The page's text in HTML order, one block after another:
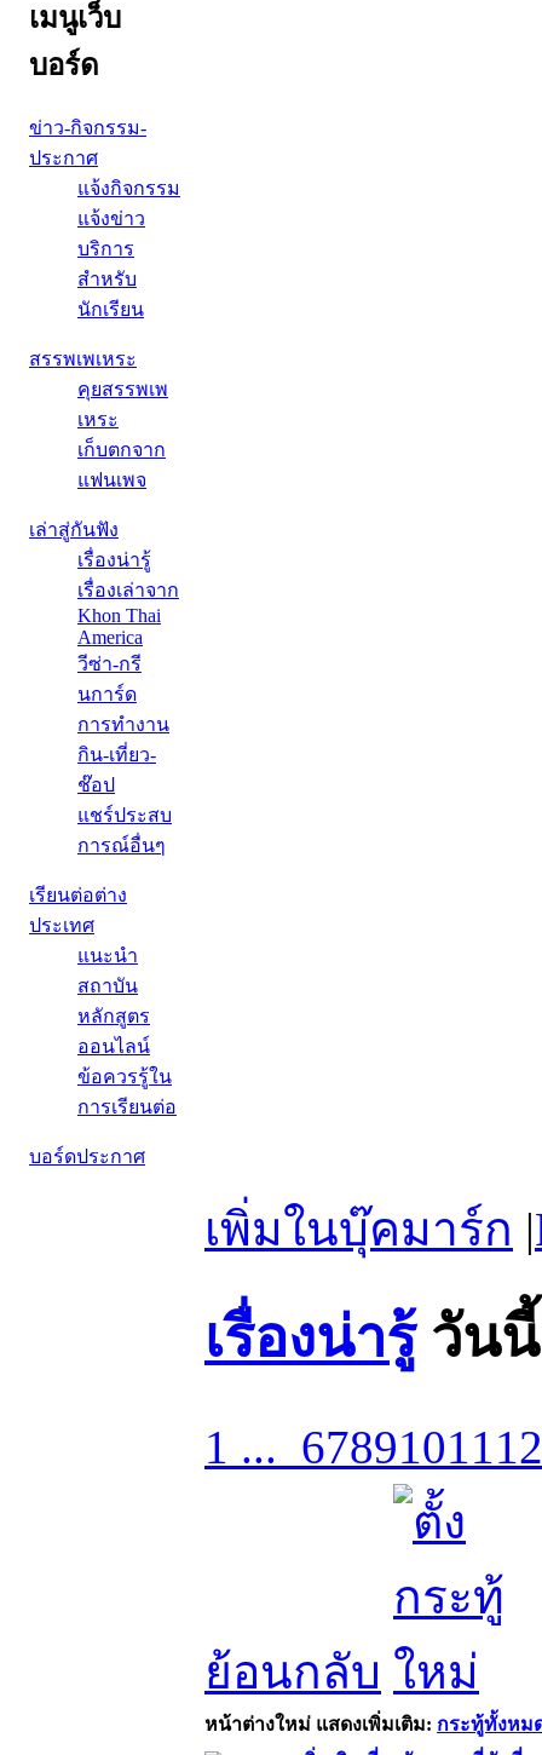
เมนูเว็บ
บอร์ด
ข่าว-กิจกรรม-
ประกาศ
แจ้งกิจกรรม
แจ้งข่าว
บริการ
สำหรับ
นักเรียน
สรรพเพเหระ
คุยสรรพเพ
เหระ
เก็บตกจาก
แฟนเพจ
เล่าสู่กันฟัง
เรื่องน่ารู้
เรื่องเล่าจาก
Khon Thai
America
วีซ่า-กรี
นการ์ด
การทำงาน
กิน-เที่ยว-
ช๊อป
แชร์ประสบ
การณ์อื่นๆ
เรียนต่อต่าง
ประเทศ
แนะนำ
สถาบัน
หลักสูตร
ออนไลน์
ข้อควรรู้ใน
การเรียนต่อ
บอร์ดประกาศ
เพิ่มในบุ๊คมาร์ก |
เรื่องน่ารู้ วัน
1 ... 67891011 12
ย้อนกลับ
หน้าต่างใหม่ แสดงเพิ่มเติม: กระทู้ทั้งหม